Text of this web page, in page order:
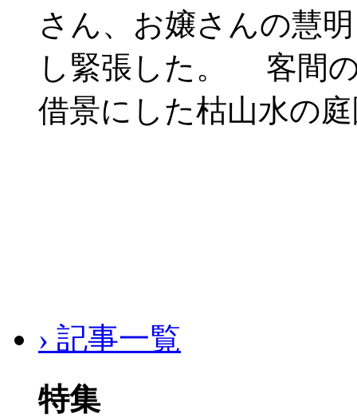
さん、お嬢さんの慧
し緊張した。 客間
借景にした枯山水の
› 記事一覧
特集